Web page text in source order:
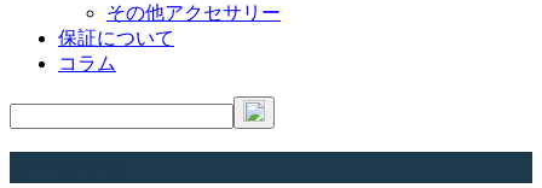
その他アクセサリー
保証について
コラム